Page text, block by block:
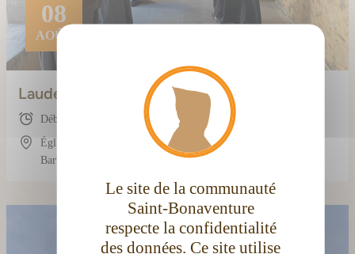
Le site de la communauté
Saint-Bonaventure
respecte la confidentialité
des données. Ce site utilise
08
AOÛT
Laudes (avec les frères)
Début : 07:20
Église conventuelle Saint-Bonaventure, 3 Rue
Barbès, 11100 Narbonne, France